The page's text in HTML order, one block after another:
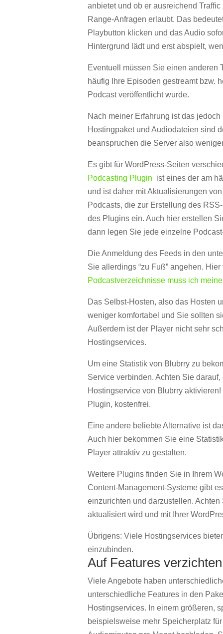
anbietet und ob er ausreichend
Range-Anfragen erlaubt. Das
Playbutton klicken und das Audio
Hintergrund lädt und erst abspielt,
Eventuell müssen Sie einen anderen
häufig Ihre Episoden gestreamt bzw.
Podcast veröffentlicht wurde.
Nach meiner Erfahrung ist das
Hostingpaket und Audiodateien sind
beanspruchen die Server also
Es gibt für WordPress-Seiten
Podcasting Plugin ist eines der am
und ist daher mit Aktualisierungen
Podcasts, die zur Erstellung des
des Plugins ein. Auch hier erstellen
dann legen Sie jede einzelne
Die Anmeldung des Feeds in den
Sie allerdings “zu Fuß” angehen.
Podcastverzeichnisse muss ich
Das Selbst-Hosten, also das Hosten
weniger komfortabel und Sie sollten
Außerdem ist der Player nicht sehr
Hostingservices.
Um eine Statistik von Blubrry zu
Service verbinden. Achten Sie
Hostingservice von Blubrry
Plugin, kostenfrei.
Eine andere beliebte Alternative ist
Auch hier bekommen Sie eine
Player attraktiv zu gestalten.
Weitere Plugins finden Sie in Ihrem
Content-Management-Systeme gibt
einzurichten und darzustellen.
aktualisiert wird und mit Ihrer
Übrigens: Viele Hostingservices
einzubinden.
Auf Features
Viele Angebote haben
unterschiedliche Features in den
Hostingservices. In einem größeren,
beispielsweise mehr Speicherplatz